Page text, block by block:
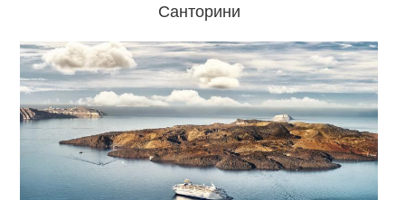
Санторини